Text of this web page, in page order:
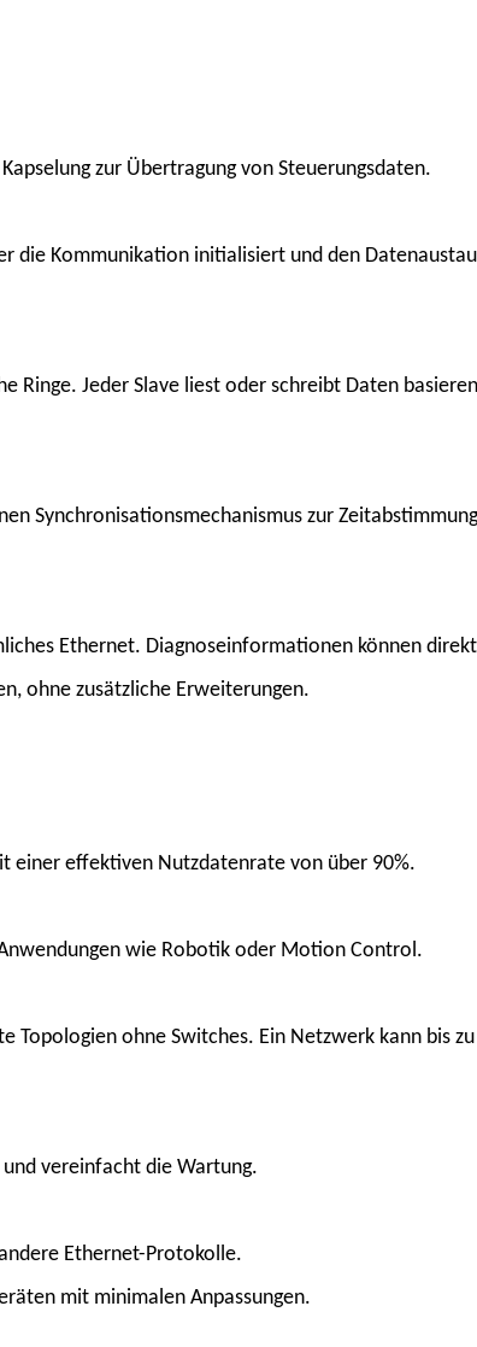
zur Übertragung von Steuerungsdaten.
die Kommunikation initialisiert und den
Ringe. Jeder Slave liest oder schreibt Daten
Synchronisationsmechanismus zur
Ethernet. Diagnoseinformationen können direkt
ohne zusätzliche Erweiterungen.
einer effektiven Nutzdatenrate von über 90%.
wie Robotik oder Motion Control.
ohne Switches. Ein Netzwerk kann bis zu
vereinfacht die Wartung.
Ethernet-Protokolle.
mit minimalen Anpassungen.